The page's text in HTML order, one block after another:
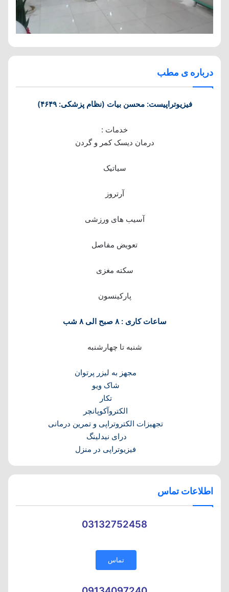
درباره ی مطب
فیزیوتراپیست: محسن بیات (نظام پزشکی: ۴۶۴۹)
خدمات :
درمان دیسک کمر و گردن
سیاتیک
آرتروز
آسیب های ورزشی
تعویض مفاصل
سکته مغزی
پارکینسون
ساعات کاری : ۸ صبح الی ۸ شب
شنبه تا چهارشنبه
مجهز به لیزر پرتوان
شاک ویو
تکار
الکتروآکوپانچر
تجهیزات الکتروتراپی و تمرین درمانی
درای نیدلینگ
فیزیوتراپی در منزل
اطلاعات تماس
03132752458
تماس